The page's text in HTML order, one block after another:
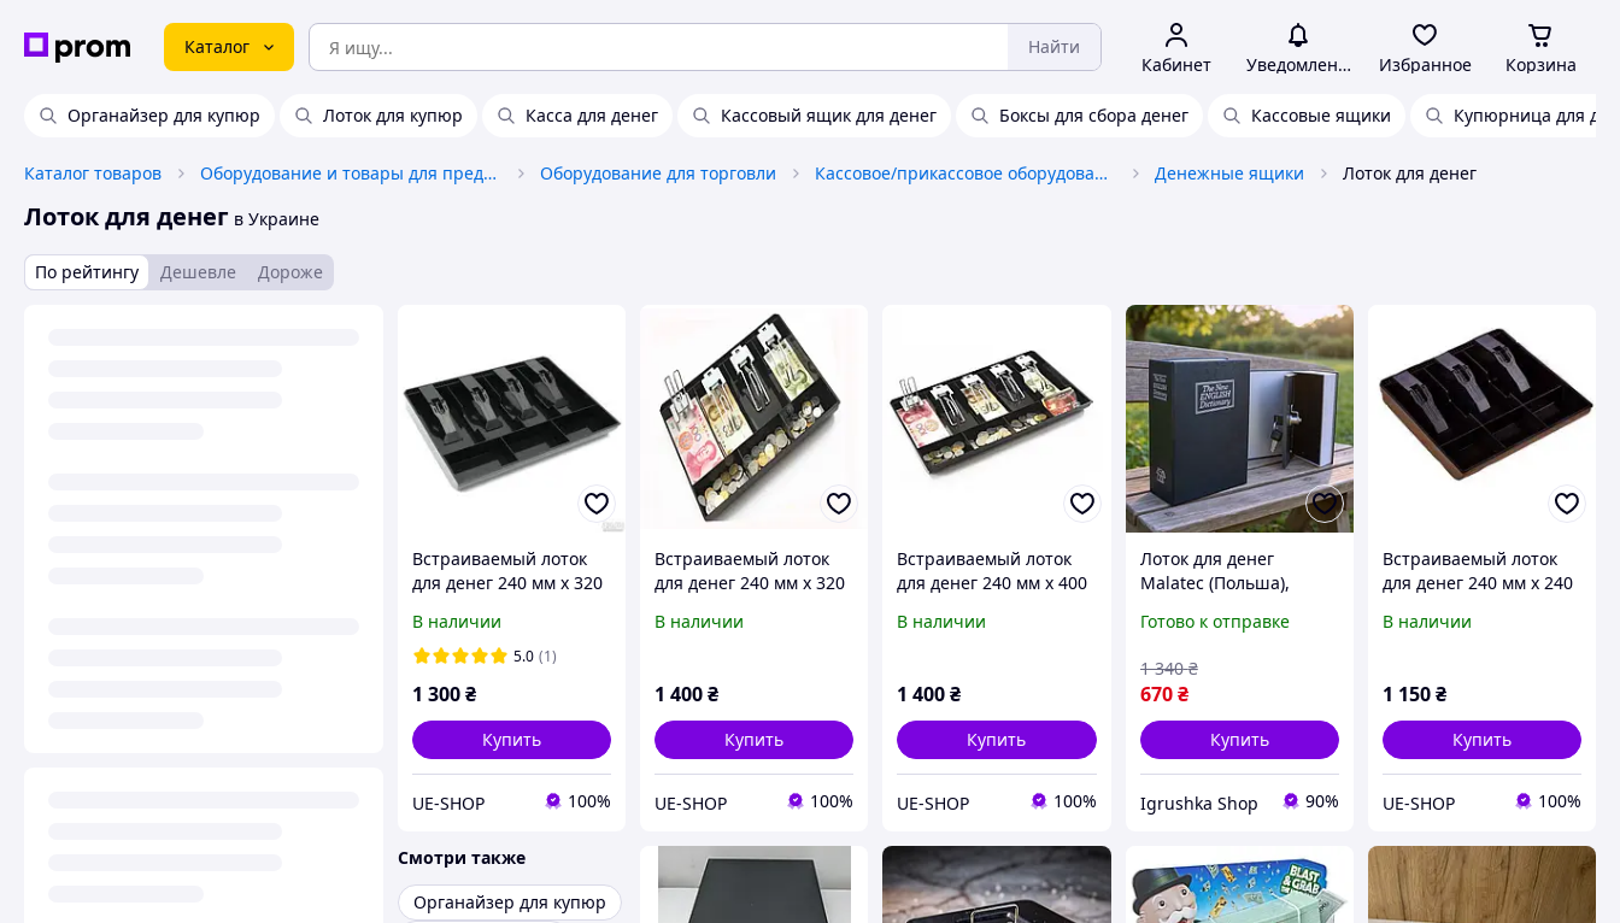
Каталог Найти
Кабинет Уведомления Избранное Корзина
Органайзер для купюр Лоток для купюр Касса для денег Кассовый ящик для денег Боксы для сбора денег Кассовые ящики Купюрница для
Каталог товаров Оборудование и товары для предоставления услуг Оборудование для торговли Кассовое/прикассовое оборудование Денежные ящики Лоток для денег
Лоток для денег в Украине
По рейтингу Дешевле Дороже
Встраиваемый лоток
для денег 240 мм х 320
В наличии
5.0 (1)
1 300₴
Купить
UE-SHOP 100%
Встраиваемый лоток
для денег 240 мм х 320
В наличии
1 400₴
Купить
UE-SHOP 100%
Встраиваемый лоток
для денег 240 мм х 400
В наличии
1 400₴
Купить
UE-SHOP 100%
Лоток для денег
Malatec (Польша),
устройство, Книга сейф
шкатулка, Шкатулка
под деньги, RYH
Готово к отправке
670 ₴
1 340 ₴
Купить
Igrushka Shop 90%
Встраиваемый лоток
для денег 240 мм х 240
В наличии
1 150₴
Купить
UE-SHOP 100%
Смотри также
Органайзер для купюр